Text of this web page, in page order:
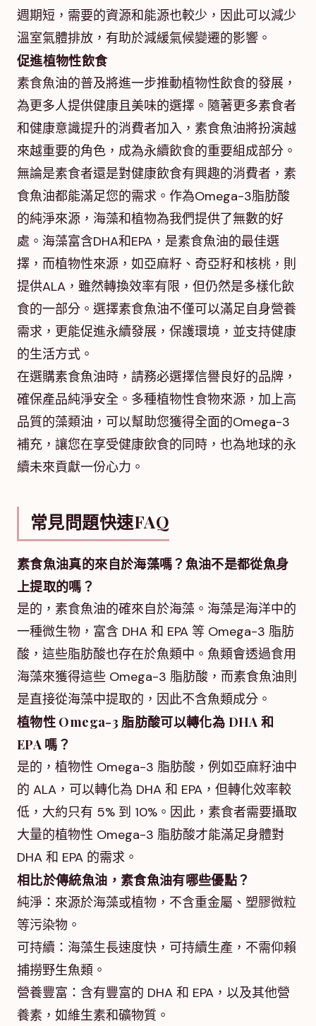
週期短，需要的資源和能源也較少，因此可以減少
溫室氣體排放，有助於減緩氣候變遷的影響。
促進植物性飲食
素食魚油的普及將進一步推動植物性飲食的發展，
為更多人提供健康且美味的選擇。隨著更多素食者
和健康意識提升的消費者加入，素食魚油將扮演越
來越重要的角色，成為永續飲食的重要組成部分。
無論是素食者還是對健康飲食有興趣的消費者，素
食魚油都能滿足您的需求。作為Omega-3脂肪酸
的純淨來源，海藻和植物為我們提供了無數的好
處。海藻富含DHA和EPA，是素食魚油的最佳選
擇，而植物性來源，如亞麻籽、奇亞籽和核桃，則
提供ALA，雖然轉換效率有限，但仍然是多樣化飲
食的一部分。選擇素食魚油不僅可以滿足自身營養
需求，更能促進永續發展，保護環境，並支持健康
的生活方式。
在選購素食魚油時，請務必選擇信譽良好的品牌，
確保產品純淨安全。多種植物性食物來源，加上高
品質的藻類油，可以幫助您獲得全面的Omega-3
補充，讓您在享受健康飲食的同時，也為地球的永
續未來貢獻一份心力。
常見問題快速FAQ
素食魚油真的來自於海藻嗎？魚油不是都從魚身
上提取的嗎？
是的，素食魚油的確來自於海藻。海藻是海洋中的
一種微生物，富含 DHA 和 EPA 等 Omega-3 脂肪
酸，這些脂肪酸也存在於魚類中。魚類會透過食用
海藻來獲得這些 Omega-3 脂肪酸，而素食魚油則
是直接從海藻中提取的，因此不含魚類成分。
植物性 Omega-3 脂肪酸可以轉化為 DHA 和
EPA 嗎？
是的，植物性 Omega-3 脂肪酸，例如亞麻籽油中
的 ALA，可以轉化為 DHA 和 EPA，但轉化效率較
低，大約只有 5% 到 10%。因此，素食者需要攝取
大量的植物性 Omega-3 脂肪酸才能滿足身體對
DHA 和 EPA 的需求。
相比於傳統魚油，素食魚油有哪些優點？
純淨：來源於海藻或植物，不含重金屬、塑膠微粒
等污染物。
可持續：海藻生長速度快，可持續生產，不需仰賴
捕撈野生魚類。
營養豐富：含有豐富的 DHA 和 EPA，以及其他營
養素，如維生素和礦物質。